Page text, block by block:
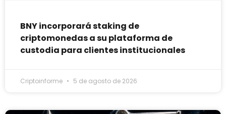
BNY incorporará staking de
criptomonedas a su plataforma de
custodia para clientes institucionales
Criptoinforme 5 de agosto de 2026